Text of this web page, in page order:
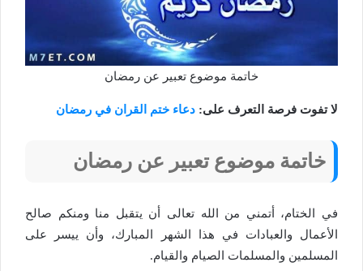
خاتمة موضوع تعبير عن رمضان
لا تفوت فرصة التعرف على: دعاء ختم القران في رمضان
خاتمة موضوع تعبير عن رمضان
في الختام، أتمني من الله تعالى أن يتقبل منا ومنكم صالح
الأعمال والعبادات في هذا الشهر المبارك، وأن ييسر على
المسلمين والمسلمات الصيام والقيام.